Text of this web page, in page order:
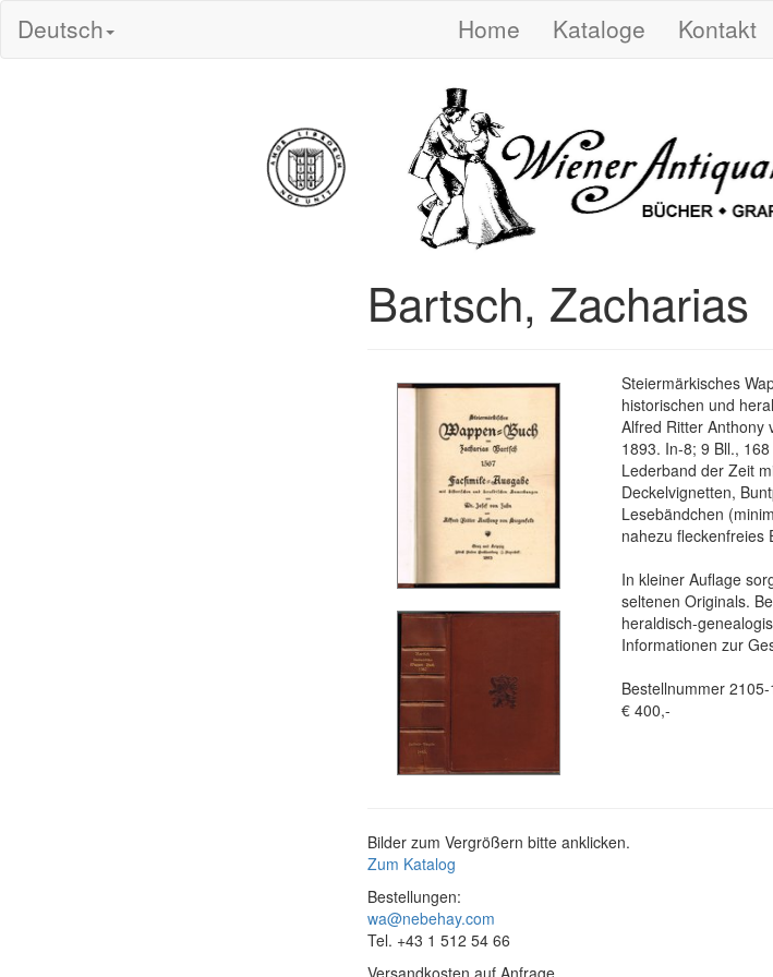
Deutsch Home Kataloge Kontakt
Bartsch, Zacharias
Steiermärkisches
historischen und
Alfred Ritter Anthony
1893. In-8; 9 Bll.,
Lederband der Zeit
Deckelvignetten,
Lesebändchen
nahezu fleckenfreies
In kleiner Auflage
seltenen Originals.
heraldisch-
Informationen zur
Bestellnummer 2105-
€ 400,-
Bilder zum Vergrößern bitte anklicken.
Zum Katalog
Bestellungen:
wa@nebehay.com
Tel. +43 1 512 54 66
Versandkosten auf Anfrage.